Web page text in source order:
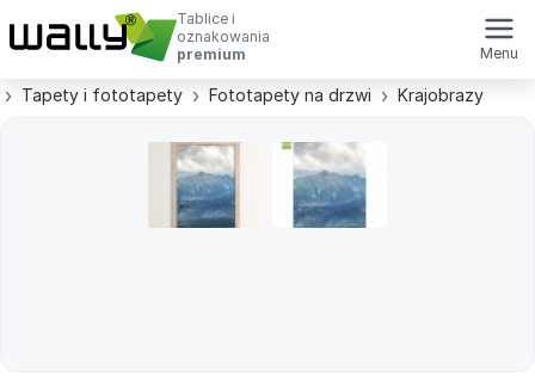
Tablice i
oznakowania
premium
Menu
Tapety i fototapety Fototapety na drzwi Krajobrazy